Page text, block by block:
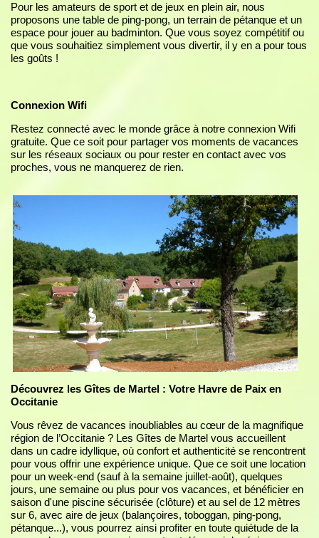
Pour les amateurs de sport et de jeux en plein air, nous
proposons une table de ping-pong, un terrain de pétanque et un
espace pour jouer au badminton. Que vous soyez compétitif ou
que vous souhaitiez simplement vous divertir, il y en a pour tous
les goûts !
Connexion Wifi
Restez connecté avec le monde grâce à notre connexion Wifi
gratuite. Que ce soit pour partager vos moments de vacances
sur les réseaux sociaux ou pour rester en contact avec vos
proches, vous ne manquerez de rien.
Découvrez les Gîtes de Martel : Votre Havre de Paix en
Occitanie
Vous rêvez de vacances inoubliables au cœur de la magnifique
région de l’Occitanie ? Les Gîtes de Martel vous accueillent
dans un cadre idyllique, où confort et authenticité se rencontrent
pour vous offrir une expérience unique. Que ce soit une location
pour un week-end (sauf à la semaine juillet-août), quelques
jours, une semaine ou plus pour vos vacances, et bénéficier en
saison d'une piscine sécurisée (clôture) et au sel de 12 mètres
sur 6, avec aire de jeux (balançoires, toboggan, ping-pong,
pétanque...), vous pourrez ainsi profiter en toute quiétude de la